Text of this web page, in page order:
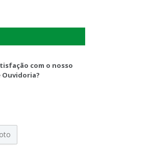
com o nosso
Ouvidoria?